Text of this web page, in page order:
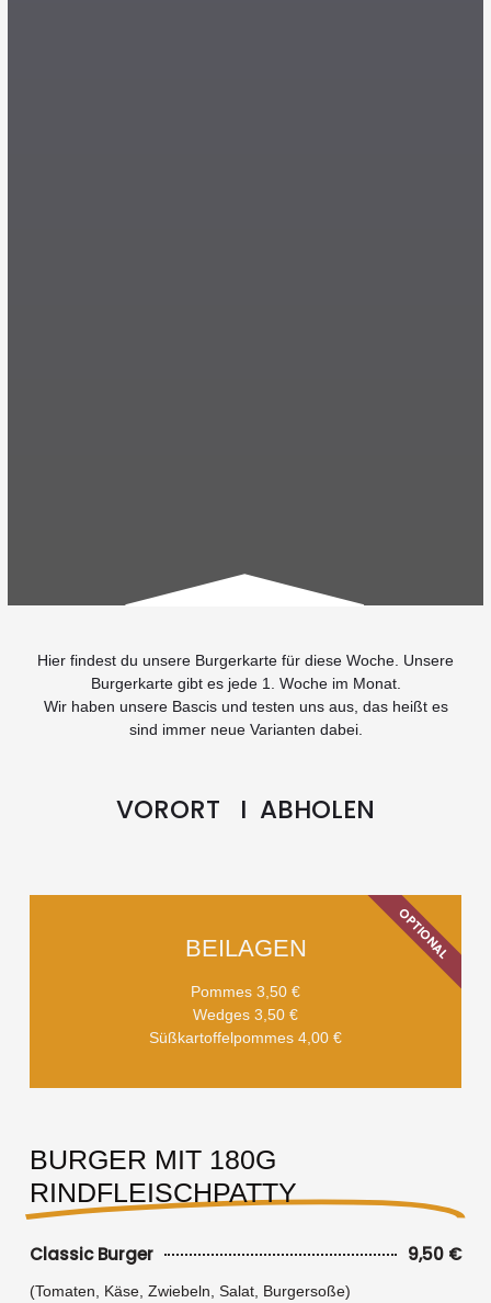
Hier findest du unsere Burgerkarte für diese Woche. Unsere
Burgerkarte gibt es jede 1. Woche im Monat.
Wir haben unsere Bascis und testen uns aus, das heißt es
sind immer neue Varianten dabei.
VORORT I ABHOLEN
BEILAGEN
Pommes 3,50 €
Wedges 3,50 €
Süßkartoffelpommes 4,00 €
OPTIONAL
BURGER MIT 180G
RINDFLEISCHPATTY
Classic Burger 9,50 €
(Tomaten, Käse, Zwiebeln, Salat, Burgersoße)